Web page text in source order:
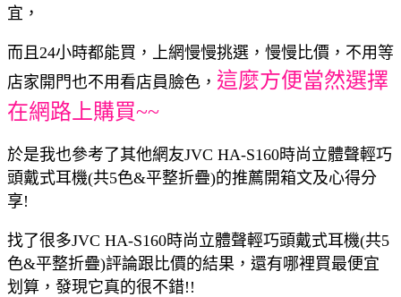
宜，
而且24小時都能買，上網慢慢挑選，慢慢比價，不用等
店家開門也不用看店員臉色， 這麼方便當然選擇
在網路上購買~~
於是我也參考了其他網友JVC HA-S160時尚立體聲輕巧
頭戴式耳機(共5色&平整折疊)的推薦開箱文及心得分
享!
找了很多JVC HA-S160時尚立體聲輕巧頭戴式耳機(共5
色&平整折疊)評論跟比價的結果，還有哪裡買最便宜
划算，發現它真的很不錯!!